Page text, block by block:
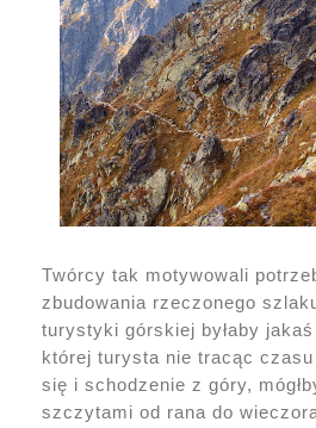
Twórcy tak motywowali
zbudowania rzeczonego
turystyki górskiej byłaby
której turysta nie tracąc czasu
się i schodzenie z góry,
szczytami od rana do